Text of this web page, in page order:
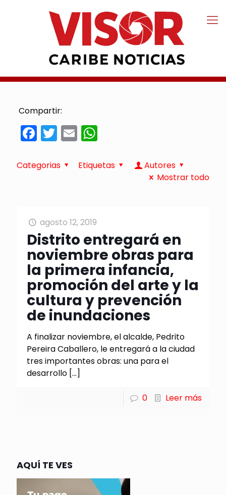
Compartir:
Facebook
Twitter
EmailWhatsApp
Categorias Etiquetas
Autores
Mostrar todo
agosto 12, 2019
Distrito entregará en
noviembre obras para
la primera infancia,
promoción del arte y la
cultura y prevención
de inundaciones
A finalizar noviembre, el alcalde, Pedrito
Pereira Caballero, le entregará a la ciudad
tres importantes obras: una para el
desarrollo […]
0 Leer más
AQUÍ TE VES